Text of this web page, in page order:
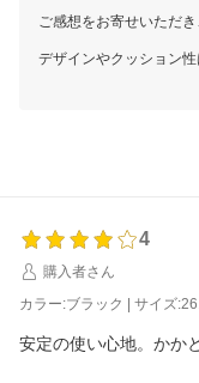
ご感想をお寄せいただ
デザインやクッション
履きのしやすさや靴底
4
購入者さん
カラー:ブラック | サイズ
安定の使い心地。かか